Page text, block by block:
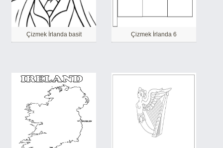
Çizmek İrlanda basit Çizmek İrlanda 6